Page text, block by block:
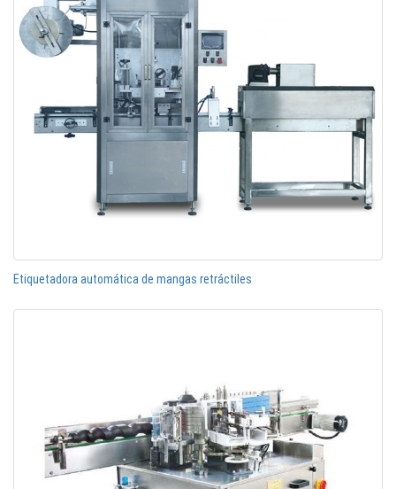
Etiquetadora automática de mangas retráctiles